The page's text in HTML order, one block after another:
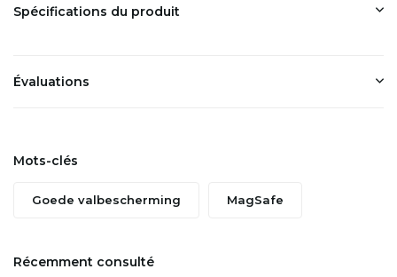
Spécifications du produit
Évaluations
Mots-clés
Goede valbescherming MagSafe
Récemment consulté